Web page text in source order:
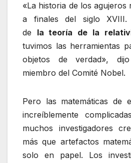
«La historia de los
a finales del siglo
de la teoría de la
tuvimos las herramientas
objetos de verdad»,
miembro del Comité Nobel.
Pero las matemáticas de
increíblemente
muchos investigadores
más que artefactos
solo en papel. Los